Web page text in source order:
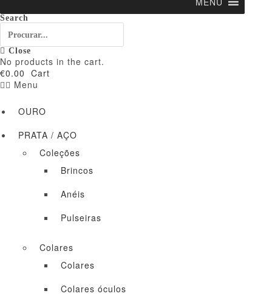
Search
Close
No products in the cart.
€0.00 Cart
Menu
OURO
PRATA / AÇO
Coleções
Brincos
Anéis
Pulseiras
Colares
Colares
Colares óculos